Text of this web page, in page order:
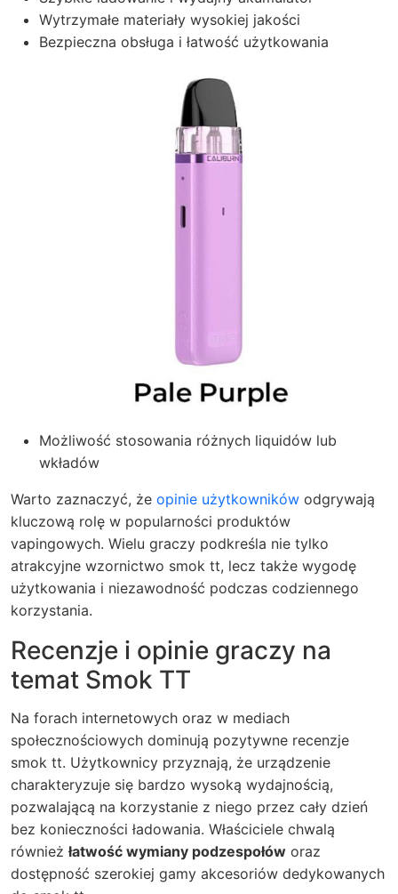
Wytrzymałe materiały wysokiej jakości
Bezpieczna obsługa i łatwość użytkowania
Możliwość stosowania różnych liquidów lub
wkładów
Warto zaznaczyć, że opinie użytkowników odgrywają
kluczową rolę w popularności produktów
vapingowych. Wielu graczy podkreśla nie tylko
atrakcyjne wzornictwo smok tt, lecz także wygodę
użytkowania i niezawodność podczas codziennego
korzystania.
Recenzje i opinie graczy na
temat Smok TT
Na forach internetowych oraz w mediach
społecznościowych dominują pozytywne recenzje
smok tt. Użytkownicy przyznają, że urządzenie
charakteryzuje się bardzo wysoką wydajnością,
pozwalającą na korzystanie z niego przez cały dzień
bez konieczności ładowania. Właściciele chwalą
równieżłatwość wymiany podzespołów oraz
dostępność szerokiej gamy akcesoriów dedykowanych